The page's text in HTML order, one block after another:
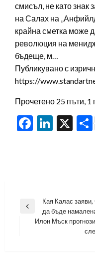
смисъл, не като знак
на Салах на
крайна сметка може
революция на
бъдеще, м…
Публикувано с
https://
Прочетено 25 пъти, 1
X
Навигация
Previous
Кая Калас заяви,
да бъде
Илон Мъск